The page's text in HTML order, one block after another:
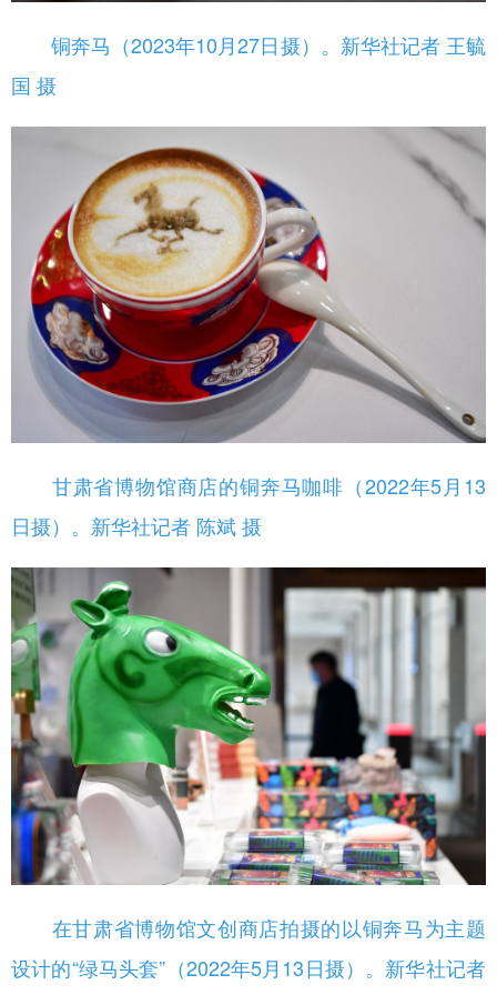
铜奔马（2023年10月27日摄）。新华社记者 王毓
国 摄
甘肃省博物馆商店的铜奔马咖啡（2022年5月13
日摄）。新华社记者 陈斌 摄
在甘肃省博物馆文创商店拍摄的以铜奔马为主题
设计的“绿马头套”（2022年5月13日摄）。新华社记者